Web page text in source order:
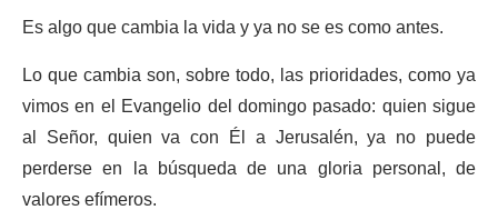
Es algo que cambia la vida y ya no se es como antes.
Lo que cambia son, sobre todo, las prioridades, como ya
vimos en el Evangelio del domingo pasado: quien sigue
al Señor, quien va con Él a Jerusalén, ya no puede
perderse en la búsqueda de una gloria personal, de
valores efímeros.